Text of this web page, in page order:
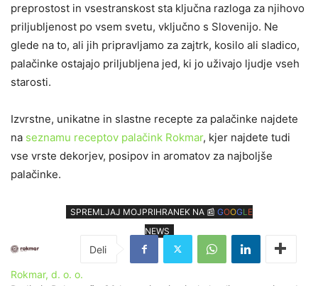
preprostost in vsestranskost sta ključna razloga za njihovo
priljubljenost po vsem svetu, vključno s Slovenijo. Ne
glede na to, ali jih pripravljamo za zajtrk, kosilo ali sladico,
palačinke ostajajo priljubljena jed, ki jo uživajo ljudje vseh
starosti.
Izvrstne, unikatne in slastne recepte za palačinke najdete
na seznamu receptov palačink Rokmar, kjer najdete tudi
vse vrste dekorjev, posipov in aromatov za najboljše
palačinke.
SPREMLJAJ MOJPRIHRANEK NA 📰 GOOGL E
NEWS
Rokmar, d. o. o.